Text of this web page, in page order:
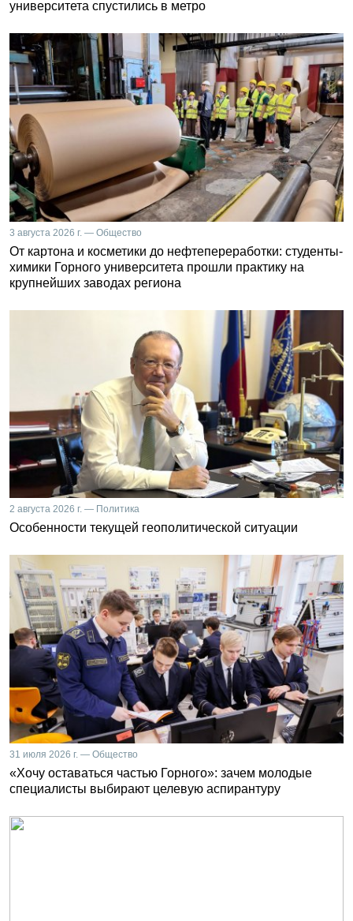
университета спустились в метро
3 августа 2026 г. — Общество
От картона и косметики до нефтепереработки: студенты-
химики Горного университета прошли практику на
крупнейших заводах региона
2 августа 2026 г. — Политика
Особенности текущей геополитической ситуации
31 июля 2026 г. — Общество
«Хочу оставаться частью Горного»: зачем молодые
специалисты выбирают целевую аспирантуру